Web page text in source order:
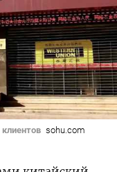
sohu.com